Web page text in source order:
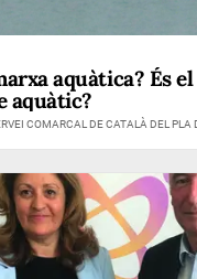
aquàtica? És
aquàtic?
COMARCAL DE CATALÀ DEL PLA